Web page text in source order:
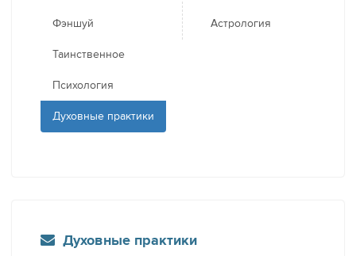
Фэншуй
Таинственное
Психология
Духовные практики
Астрология
Духовные практики